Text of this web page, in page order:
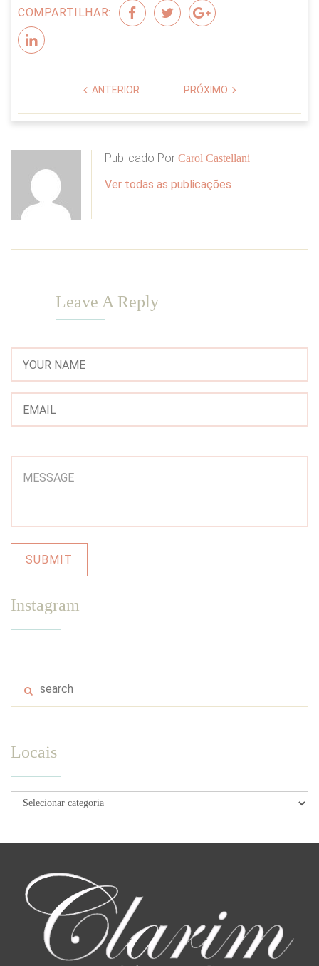
COMPARTILHAR:
ANTERIOR PRÓXIMO
Publicado Por Carol Castellani
Ver todas as publicações
Leave A Reply
Instagram
Locais